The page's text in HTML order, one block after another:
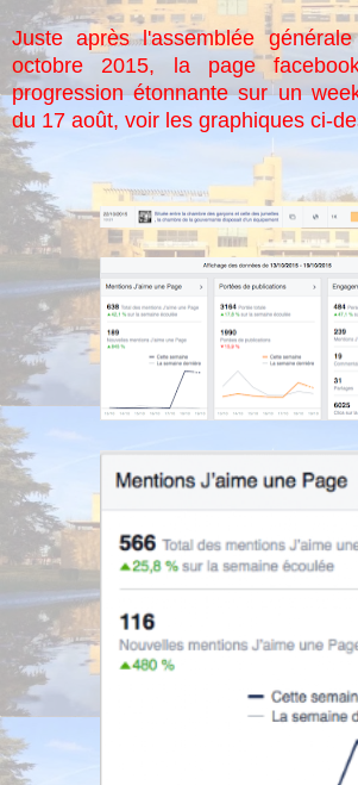
Juste après l'assemblée
octobre 2015, la page
progression étonnante sur un
du 17 août, voir les graphiques ci-